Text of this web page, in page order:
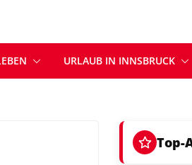
URLAUB IN INNSBRUCK
Top-